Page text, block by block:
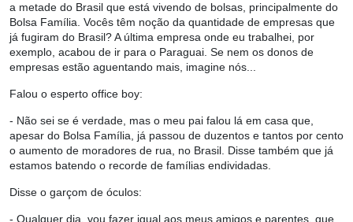
a metade do Brasil que está vivendo de bolsas, principalmente do
Bolsa Família. Vocês têm noção da quantidade de empresas que
já fugiram do Brasil? A última empresa onde eu trabalhei, por
exemplo, acabou de ir para o Paraguai. Se nem os donos de
empresas estão aguentando mais, imagine nós...
Falou o esperto office boy:
- Não sei se é verdade, mas o meu pai falou lá em casa que,
apesar do Bolsa Família, já passou de duzentos e tantos por cento
o aumento de moradores de rua, no Brasil. Disse também que já
estamos batendo o recorde de famílias endividadas.
Disse o garçom de óculos:
- Qualquer dia, vou fazer igual aos meus amigos e parentes, que